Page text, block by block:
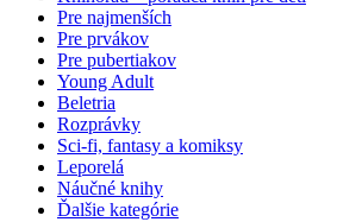
Pre najmenších
Pre prvákov
Pre pubertiakov
Young Adult
Beletria
Rozprávky
Sci-fi, fantasy a komiksy
Leporelá
Náučné knihy
Ďalšie kategórie